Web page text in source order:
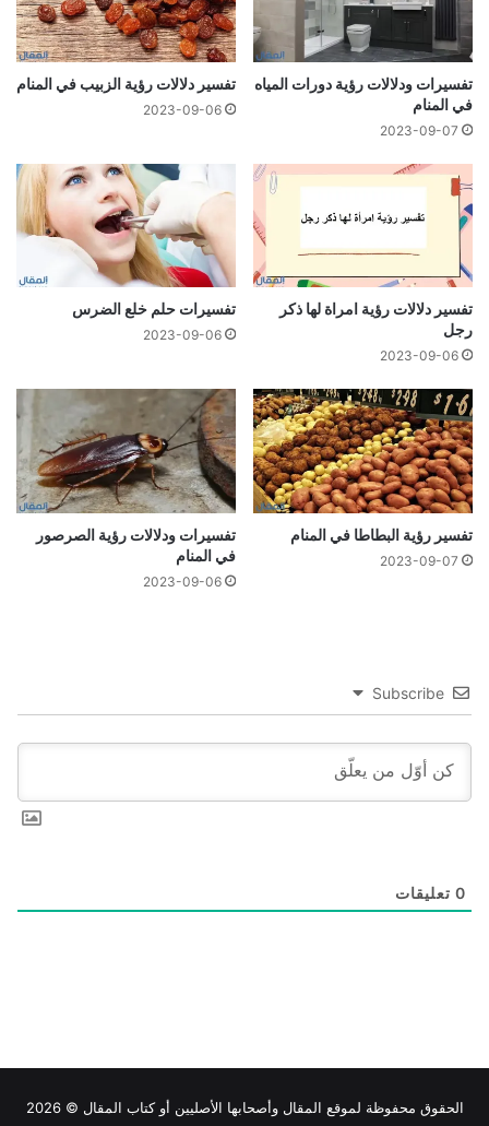
تفسيرات ودلالات رؤية دورات المياه
في المنام
2023-09-07
تفسير دلالات رؤية الزبيب في المنام
2023-09-06
تفسير دلالات رؤية امراة لها ذكر
رجل
2023-09-06
تفسيرات حلم خلع الضرس
2023-09-06
تفسير رؤية البطاطا في المنام
2023-09-07
تفسيرات ودلالات رؤية الصرصور
في المنام
2023-09-06
Subscribe
0 تعليقات
الحقوق محفوظة لموقع المقال وأصحابها الأصليين أو كتاب المقال © 2026